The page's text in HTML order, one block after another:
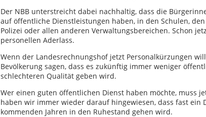
Der NBB unterstreicht dabei nachhaltig, dass die
auf öffentliche Dienstleistungen haben, in den Schulen,
Polizei oder allen anderen Verwaltungsbereichen. Schon
personellen Aderlass.
Wenn der Landesrechnungshof jetzt Personalkürzungen
Bevölkerung sagen, dass es zukünftig immer weniger
schlechteren Qualität geben wird.
Wer einen guten öffentlichen Dienst haben möchte, muss
haben wir immer wieder darauf hingewiesen, dass fast ein
kommenden Jahren in den Ruhestand gehen wird.